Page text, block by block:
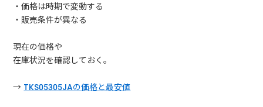
・価格は時期で変動する
・販売条件が異なる
現在の価格や
在庫状況を確認しておく。
→ TKS05305JAの価格と最安値